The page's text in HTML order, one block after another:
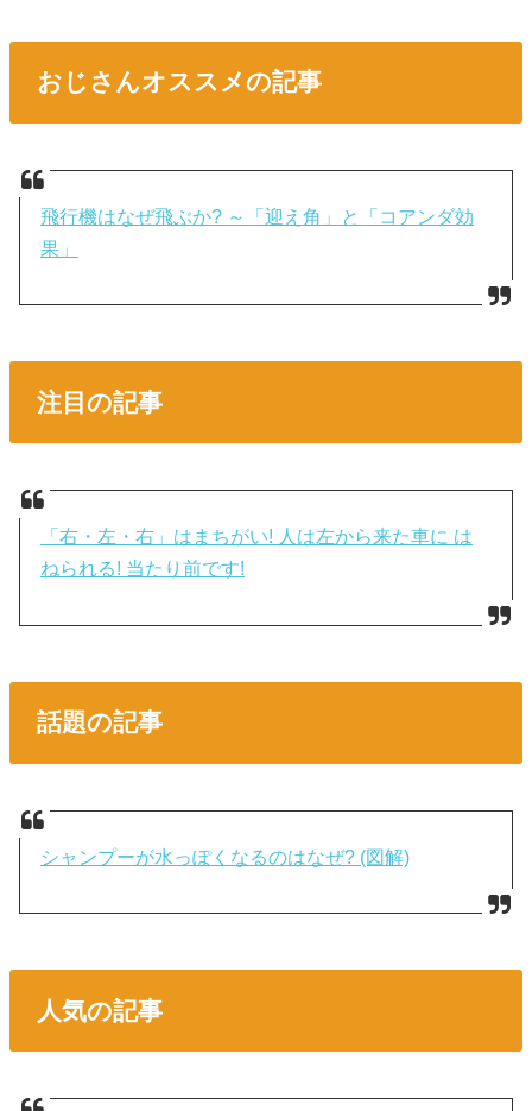
おじさんオススメの記事
飛行機はなぜ飛ぶか? ～「迎え角」と「コアンダ効
果」
注目の記事
「右・左・右」はまちがい! 人は左から来た車に は
ねられる! 当たり前です!
話題の記事
シャンプーが水っぽくなるのはなぜ? (図解)
人気の記事